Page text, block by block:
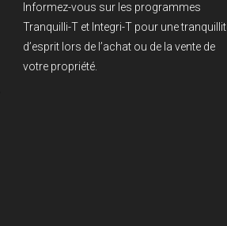
Informez-vous sur les programmes
Tranquilli-T et Integri-T pour une
d’esprit lors de l’achat ou de la vente de
votre propriété.